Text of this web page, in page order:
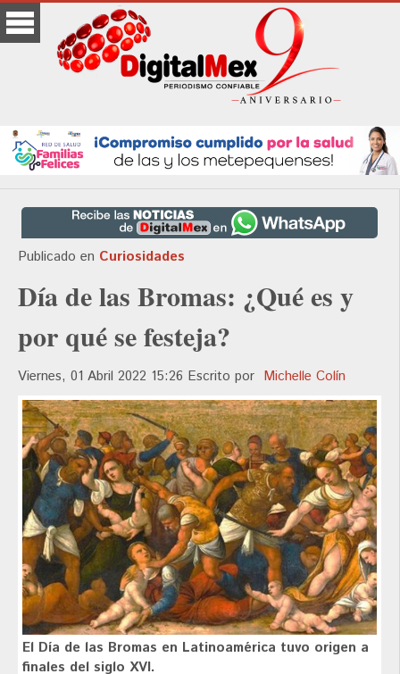
Publicado en Curiosidades
Día de las Bromas: ¿Qué es y
por qué se festeja?
Viernes, 01 Abril 2022 15:26 Escrito por Michelle Colín
El Día de las Bromas en Latinoamérica tuvo origen a
finales del siglo XVI.